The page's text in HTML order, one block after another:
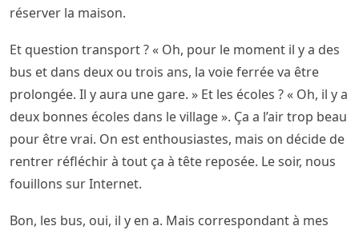
réserver la maison.
Et question transport ? « Oh, pour le moment il y a des
bus et dans deux ou trois ans, la voie ferrée va être
prolongée. Il y aura une gare. » Et les écoles ? « Oh, il y a
deux bonnes écoles dans le village ». Ça a l’air trop beau
pour être vrai. On est enthousiastes, mais on décide de
rentrer réfléchir à tout ça à tête reposée. Le soir, nous
fouillons sur Internet.
Bon, les bus, oui, il y en a. Mais correspondant à mes